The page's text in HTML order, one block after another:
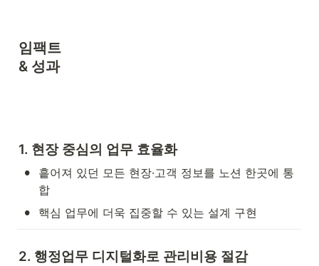
임팩트
& 성과
1. 현장 중심의 업무 효율화
•
흩어져 있던 모든 현장·고객 정보를 노션 한곳에 통
합
• 핵심 업무에 더욱 집중할 수 있는 설계 구현
2. 행정업무 디지털화로 관리비용 절감